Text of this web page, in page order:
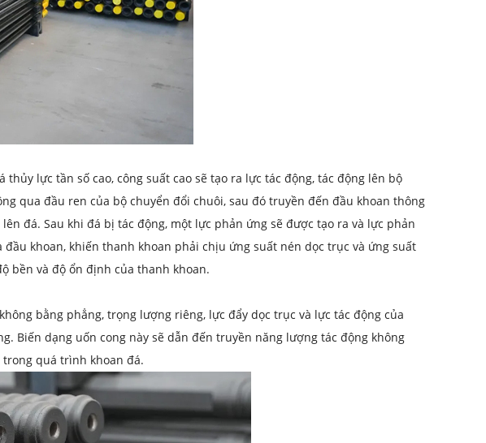
lực tần số cao, công suất cao sẽ tạo ra lực tác động, tác động lên bộ
qua đầu ren của bộ chuyển đổi chuôi, sau đó truyền đến đầu khoan thông
đá. Sau khi đá bị tác động, một lực phản ứng sẽ được tạo ra và lực phản
khoan, khiến thanh khoan phải chịu ứng suất nén dọc trục và ứng suất
bền và độ ổn định của thanh khoan.
bằng phẳng, trọng lượng riêng, lực đẩy dọc trục và lực tác động của
Biến dạng uốn cong này sẽ dẫn đến truyền năng lượng tác động không
quá trình khoan đá.